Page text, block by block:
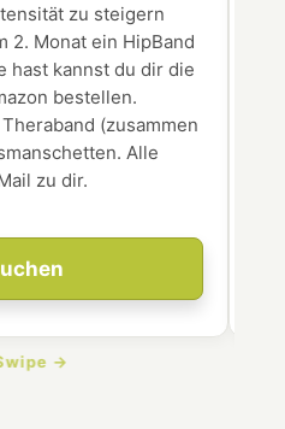
zu steigern
2. Monat ein HipBand
hast kannst du dir die
bestellen.
(zusammen
Alle
zu dir.